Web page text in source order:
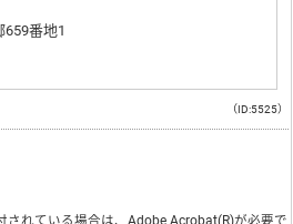
番地1
（ID:5525）
されている場合は、Adobe Acrobat(R)が必要で